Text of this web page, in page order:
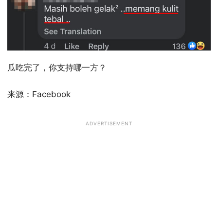
瓜吃完了，你支持哪一方？
来源：Facebook
ADVERTISEMENT